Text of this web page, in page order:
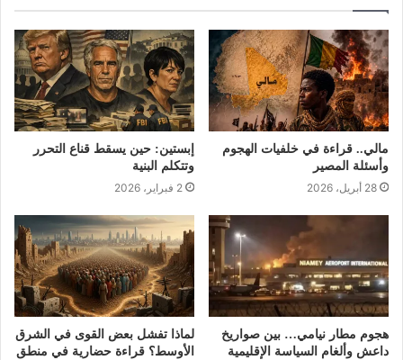
مالي.. قراءة في خلفيات الهجوم
وأسئلة المصير
28 أبريل، 2026
إبستين: حين يسقط قناع التحرر
وتتكلم البنية
2 فبراير، 2026
هجوم مطار نيامي… بين صواريخ
داعش وألغام السياسة الإقليمية
لماذا تفشل بعض القوى في الشرق
الأوسط؟ قراءة حضارية في منطق